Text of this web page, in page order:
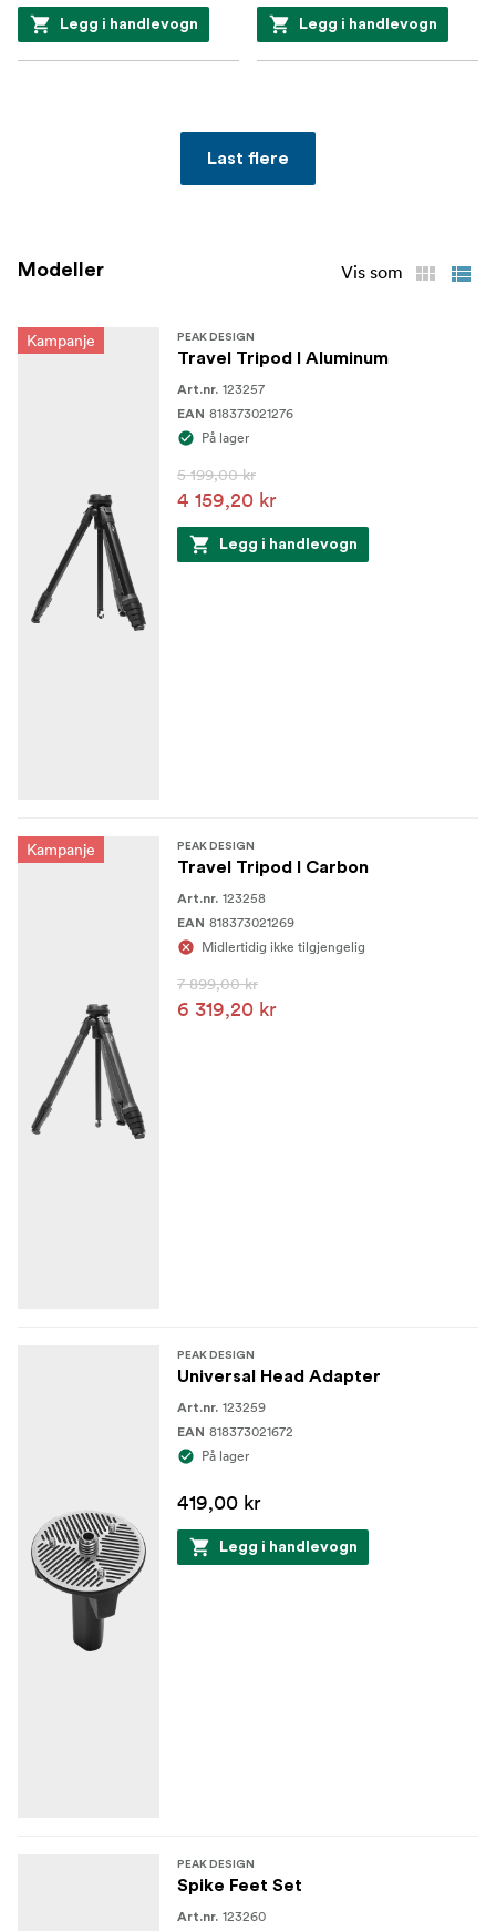
Legg i handlevogn Legg i handlevogn
Last flere
Modeller Vis som
Kampanje PEAK DESIGN
Travel Tripod I Aluminum
Art.nr. 123257
EAN 818373021276
På lager
5 199,00 kr
4 159,20 kr
Legg i handlevogn
Kampanje PEAK DESIGN
Travel Tripod I Carbon
Art.nr. 123258
EAN 818373021269
Midlertidig ikke tilgjengelig
7 899,00 kr
6 319,20 kr
PEAK DESIGN
Universal Head Adapter
Art.nr. 123259
EAN 818373021672
På lager
419,00 kr
Legg i handlevogn
PEAK DESIGN
Spike Feet Set
Art.nr. 123260